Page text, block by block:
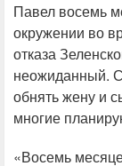
Павел восемь
окружении во
отказа
неожиданный.
обнять жену и
многие
«Восемь